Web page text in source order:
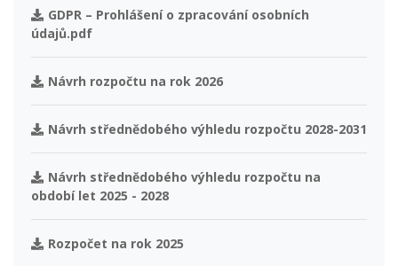
GDPR – Prohlášení o zpracování osobních
údajů.pdf
Návrh rozpočtu na rok 2026
Návrh střednědobého výhledu rozpočtu 2028-2031
Návrh střednědobého výhledu rozpočtu na
období let 2025 - 2028
Rozpočet na rok 2025